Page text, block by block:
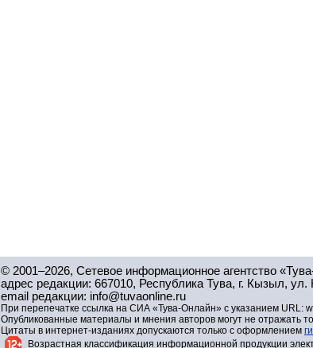
© 2001–2026, Сетевое информационное агентство
адрес редакции: 667010, Республика Тува, г. Кызыл, ул.
email редакции: info@tuvaonline.ru
При перепечатке ссылка на СИА «Тува-Онлайн» с указанием URL:
Опубликованные материалы и мнения авторов могут не отражать
Цитаты в интернет-изданиях допускаются только с оформлением
Возрастная классификация информационной продукции